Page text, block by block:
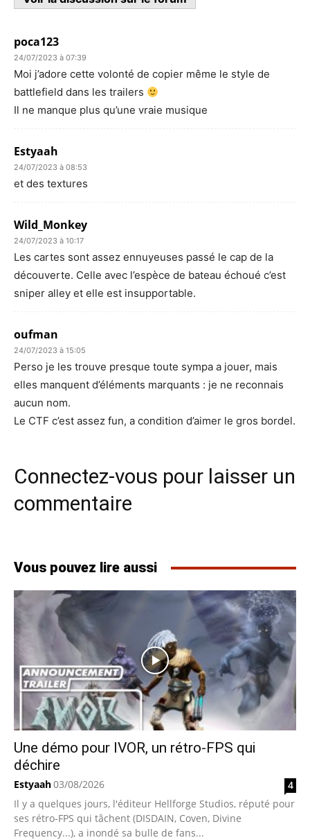
poca123
24/07/2023 à 07:39
Moi j’adore cette volonté de copier même le style de
battlefield dans les trailers
Il ne manque plus qu’une vraie musique
Estyaah
24/07/2023 à 08:53
et des textures
Wild_Monkey
24/07/2023 à 10:17
Les cartes sont assez ennuyeuses passé le cap de la
découverte. Celle avec l’espèce de bateau échoué c’est
sniper alley et elle est insupportable.
oufman
24/07/2023 à 15:05
Perso je les trouve presque toute sympa a jouer, mais
elles manquent d’éléments marquants : je ne reconnais
aucun nom.
Le CTF c’est assez fun, a condition d’aimer le gros bordel.
Connectez-vous pour laisser un
commentaire
Vous pouvez lire aussi
Une démo pour IVOR, un rétro-FPS qui
déchire
Estyaah03/08/2026
4
Il y a quelques jours, l'éditeur Hellforge Studios, réputé pour
ses rétro-FPS qui tâchent (DISDAIN, Coven, Divine
Frequency...), a inondé sa bulle de fans...